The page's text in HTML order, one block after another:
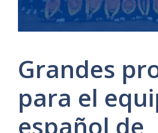
Grandes
para el
español de